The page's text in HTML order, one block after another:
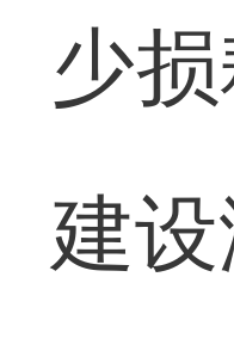
少
建